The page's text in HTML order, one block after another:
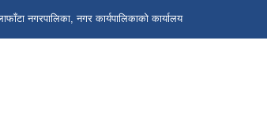
नगरपालिका, नगर कार्यपालिकाको कार्यालय